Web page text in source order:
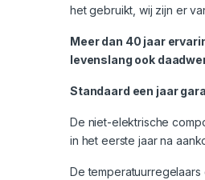
het gebruikt, wij zijn er
Meer dan 40 jaar
levenslang ook
Standaard een jaar
De niet-elektrische
in het eerste jaar na
De